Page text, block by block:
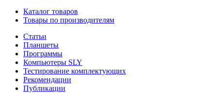
Каталог товаров
Товары по производителям
Статьи
Планшеты
Программы
Компьютеры SLY
Тестирование комплектующих
Рекомендации
Публикации